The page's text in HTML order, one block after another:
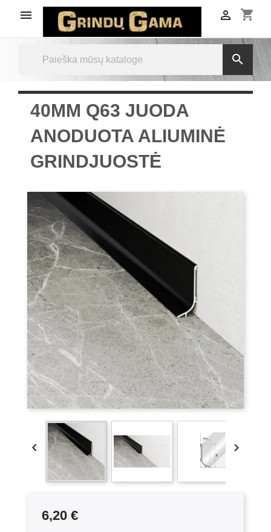
 shopping_cart


40MM Q63 JUODA
ANODUOTA ALIUMINĖ
GRINDJUOSTĖ
 
6,20 €